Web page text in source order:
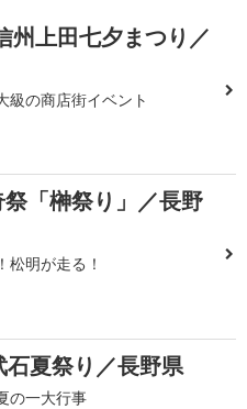
州上田七夕まつり／
級の商店街イベント
「榊祭り」／長野
松明が走る！
石夏祭り／長野県
一大行事